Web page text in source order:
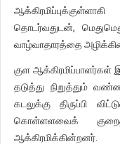
தொடர்வதுடன்,
வாழ்வாதாரத்தை
குள ஆக்கிரமிப்பாளர்கள்
தடுத்து நிறுத்தும்
கடலுக்கு திருப்பி
கொள்ளளவைக்
ஆக்கிரமிக்கின்றனர்.